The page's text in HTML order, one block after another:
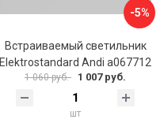
-5%
Встраиваемый светильник
Elektrostandard Andi a067712
1 060 руб. 1 007 руб.
шт